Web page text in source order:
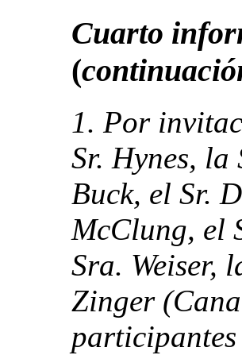
Cuarto
(
1. Por
Sr. Hynes,
Buck, el Sr.
McClung, el
Sra. Weiser,
Zinger